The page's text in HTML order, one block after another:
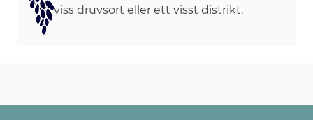
viss druvsort eller ett visst distrikt.